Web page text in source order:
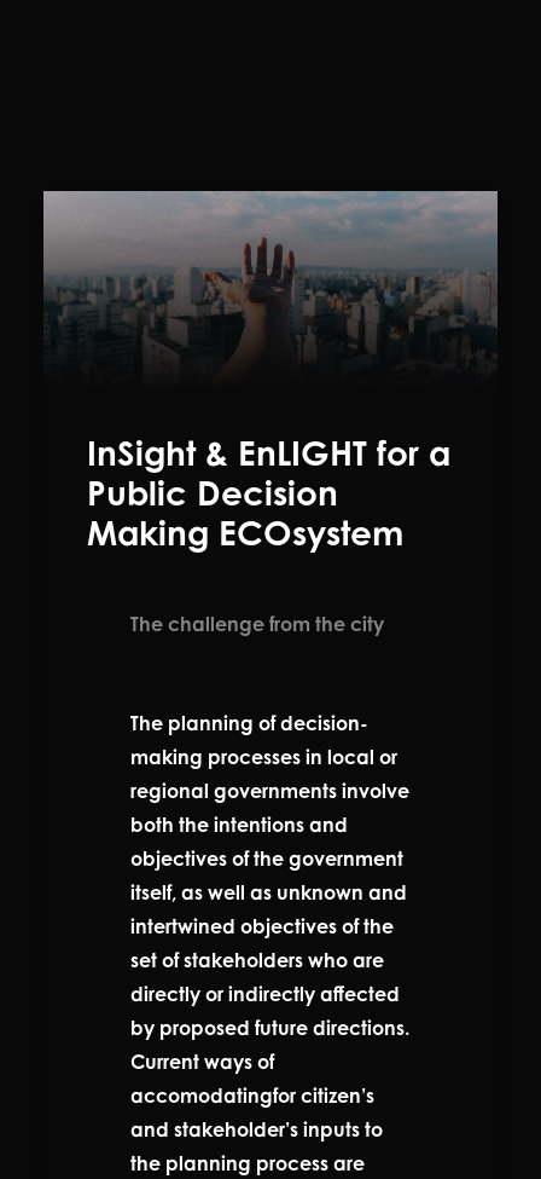
InSight & EnLIGHT for a
Public Decision
Making ECOsystem
The challenge from the city
The planning of decision-
making processes in local or
regional governments involve
both the intentions and
objectives of the government
itself, as well as unknown and
intertwined objectives of the
set of stakeholders who are
directly or indirectly affected
by proposed future directions.
Current ways of
accomodatingfor citizen’s
and stakeholder’s inputs to
the planning process are